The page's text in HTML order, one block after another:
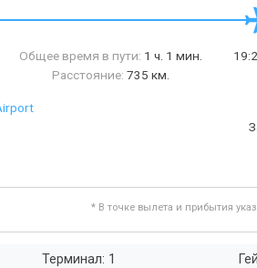
Общее время в пути: 1 ч. 1 мин.
Расстояние: 735 км.
* В точке вылета и прибытия
Терминал: 1